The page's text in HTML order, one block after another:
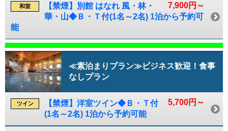
7,900円～
和室
【禁煙】別館 はなれ 風・林・
華・山◆Ｂ・Ｔ付(1名～2名) 1泊から予約可
能
≪素泊まりプラン≫ビジネス歓迎！食事
なしプラン
5,700円～
ツイン
【禁煙】洋室ツイン◆Ｂ・Ｔ付
(1名～2名) 1泊から予約可能